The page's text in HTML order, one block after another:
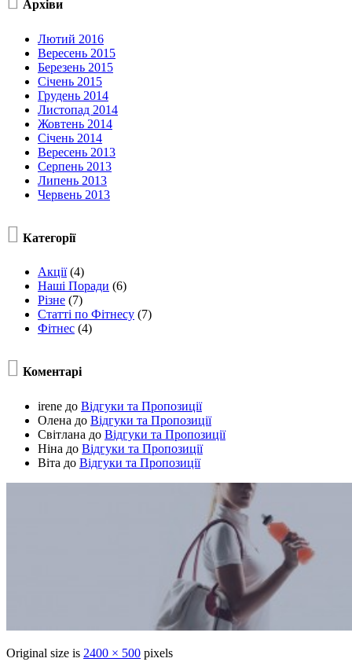
Архіви
Лютий 2016
Вересень 2015
Березень 2015
Січень 2015
Грудень 2014
Листопад 2014
Жовтень 2014
Січень 2014
Вересень 2013
Серпень 2013
Липень 2013
Червень 2013
 Категорії
Акції(4)
Наші Поради (6)
Різне (7)
Статті по Фітнесу (7)
Фітнес (4)
 Коментарі
irene до Відгуки та Пропозиції
Олена до Відгуки та Пропозиції
Світлана до Відгуки та Пропозиції
Ніна до Відгуки та Пропозиції
Віта до Відгуки та Пропозиції
Original size is 2400 × 500 pixels